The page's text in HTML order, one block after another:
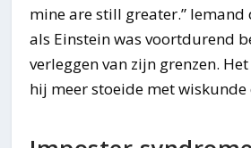
mine are still greater.” Iemand
als Einstein was voortdurend
verleggen van zijn grenzen.
hij meer stoeide met